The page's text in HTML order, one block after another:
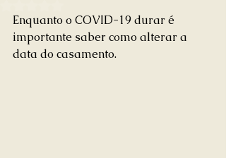
Enquanto o COVID-19 durar é
importante saber como alterar a
data do casamento.